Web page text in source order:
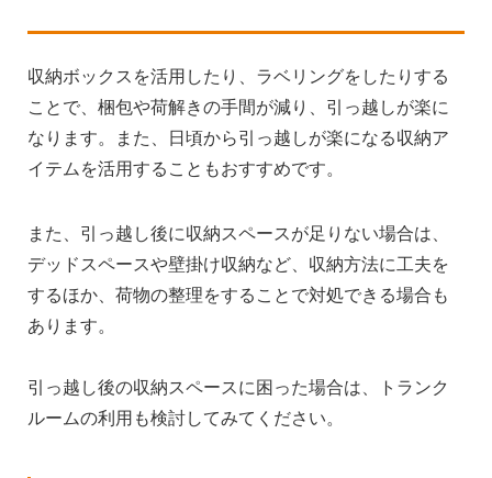
収納ボックスを活用したり、ラベリングをしたりする
ことで、梱包や荷解きの手間が減り、引っ越しが楽に
なります。また、日頃から引っ越しが楽になる収納ア
イテムを活用することもおすすめです。
また、引っ越し後に収納スペースが足りない場合は、
デッドスペースや壁掛け収納など、収納方法に工夫を
するほか、荷物の整理をすることで対処できる場合も
あります。
引っ越し後の収納スペースに困った場合は、トランク
ルームの利用も検討してみてください。